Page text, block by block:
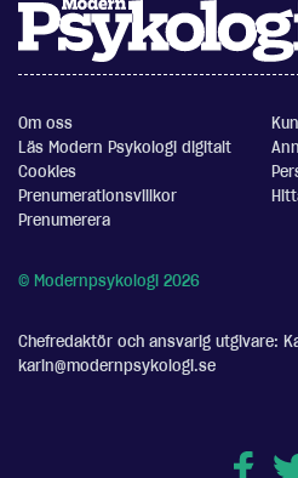
Om oss
Läs Modern Psykologi digitalt
Cookies
Prenumerationsvillkor
Prenumerera
© Modernpsykologi 2026
Chefredaktör och ansvarig utgivare:
karin@modernpsykologi.se